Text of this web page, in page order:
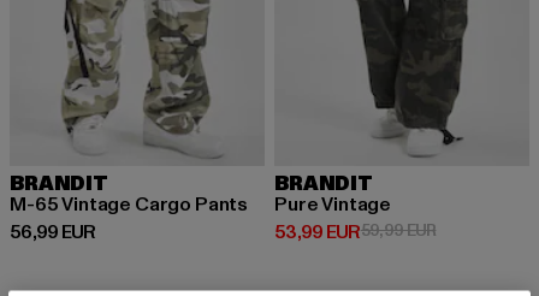
BRANDIT
M-65 Vintage Cargo Pants
56,99 EUR
Derzeitiger Preis: 56,99 EUR
BRANDIT
Pure Vintage
53,99 EUR
Derzeitiger Preis: 53,99 EUR
59,99 EURAktionspreis: